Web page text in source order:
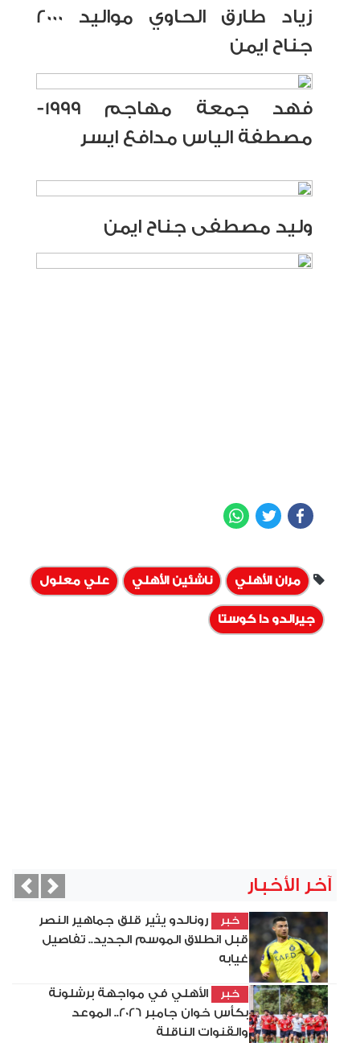
زياد طارق الحاوي مواليد 2000
جناح ايمن
فهد جمعة مهاجم 1999-
مصطفة الياس مدافع ايسر
وليد مصطفى جناح ايمن
Facebook
Twitter
مران الأهلي ناشئين الأهلي علي معلول
جيرالدو دا كوستا
آخر الأخبار
خبر
رونالدو يثير قلق جماهير النصر
قبل انطلاق الموسم الجديد.. تفاصيل
غيابه
خبر
الأهلي في مواجهة برشلونة
بكأس خوان جامبر 2026.. الموعد
والقنوات الناقلة
Next